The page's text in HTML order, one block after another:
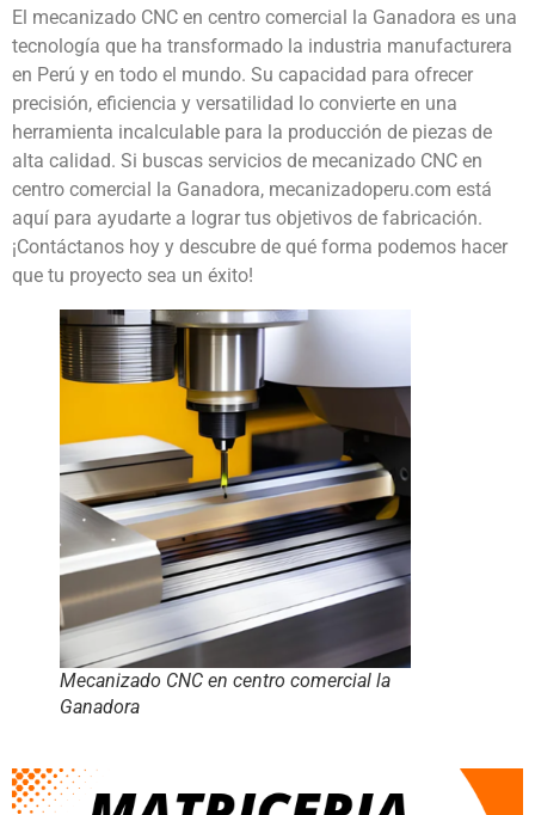
El mecanizado CNC en centro comercial la Ganadora es una
tecnología que ha transformado la industria manufacturera
en Perú y en todo el mundo. Su capacidad para ofrecer
precisión, eficiencia y versatilidad lo convierte en una
herramienta incalculable para la producción de piezas de
alta calidad. Si buscas servicios de mecanizado CNC en
centro comercial la Ganadora, mecanizadoperu.com está
aquí para ayudarte a lograr tus objetivos de fabricación.
¡Contáctanos hoy y descubre de qué forma podemos hacer
que tu proyecto sea un éxito!
Mecanizado CNC en centro comercial la
Ganadora